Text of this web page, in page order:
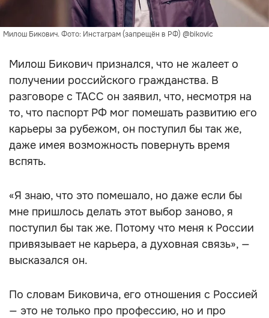
Милош Бикович. Фото: Инстаграм (запрещён в РФ) @bikovic
Милош Бикович признался, что не жалеет о
получении российского гражданства. В
разговоре с ТАСС он заявил, что, несмотря на
то, что паспорт РФ мог помешать развитию его
карьеры за рубежом, он поступил бы так же,
даже имея возможность повернуть время
вспять.
«Я знаю, что это помешало, но даже если бы
мне пришлось делать этот выбор заново, я
поступил бы так же. Потому что меня к России
привязывает не карьера, а духовная связь», —
высказался он.
По словам Биковича, его отношения с Россией
— это не только про профессию, но и про